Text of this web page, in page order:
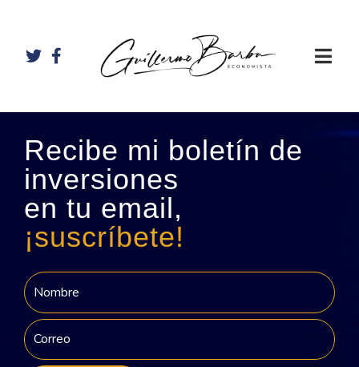
Recibe mi boletín de
inversiones
en tu email,
¡suscríbete!